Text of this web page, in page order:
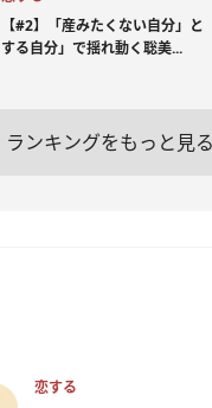
【#2】「産みたくない自分」
する自分」で揺れ動く聡美...
ランキングをもっと見る
恋する